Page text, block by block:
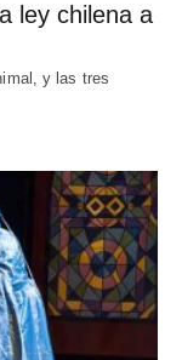
ley chilena a
y las tres